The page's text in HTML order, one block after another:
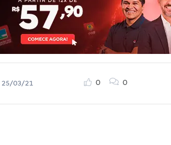
25/03/21
0 0